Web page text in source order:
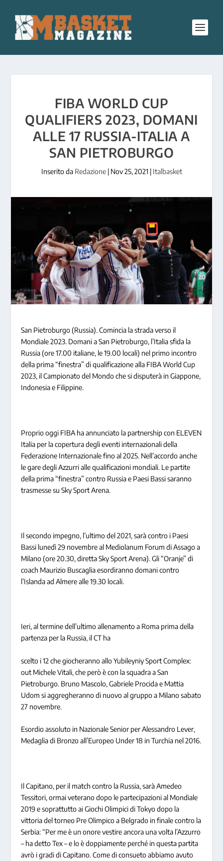
FIBA WORLD CUP
QUALIFIERS 2023, DOMANI
ALLE 17 RUSSIA-ITALIA A
SAN PIETROBURGO
Inserito da Redazione| Nov 25, 2021 | Italbasket
San Pietroburgo (Russia). Comincia la strada verso il
Mondiale 2023. Domani a San Pietroburgo, l’Italia sfida la
Russia (ore 17.00 italiane, le 19.00 locali) nel primo incontro
della prima “finestra” di qualificazione alla FIBA World Cup
2023, il Campionato del Mondo che si disputerà in Giappone,
Indonesia e Filippine.
Proprio oggi FIBA ha annunciato la partnership con ELEVEN
Italia per la copertura degli eventi internazionali della
Federazione Internazionale fino al 2025. Nell’accordo anche
le gare degli Azzurri alle qualificazioni mondiali. Le partite
della prima “finestra” contro Russia e Paesi Bassi saranno
trasmesse su Sky Sport Arena.
Il secondo impegno, l’ultimo del 2021, sarà contro i Paesi
Bassi lunedì 29 novembre al Mediolanum Forum di Assago a
Milano (ore 20.30, diretta Sky Sport Arena). Gli “Oranje” di
coach Maurizio Buscaglia esordiranno domani contro
l’Islanda ad Almere alle 19.30 locali.
Ieri, al termine dell’ultimo allenamento a Roma prima della
partenza per la Russia, il CT ha
scelto i 12 che giocheranno allo Yubileyniy Sport Complex:
out Michele Vitali, che però è con la squadra a San
Pietroburgo. Bruno Mascolo, Gabriele Procida e Mattia
Udom si aggregheranno di nuovo al gruppo a Milano sabato
27 novembre.
Esordio assoluto in Nazionale Senior per Alessandro Lever,
Medaglia di Bronzo all’Europeo Under 18 in Turchia nel 2016.
Il Capitano, per il match contro la Russia, sarà Amedeo
Tessitori, ormai veterano dopo le partecipazioni al Mondiale
2019 e soprattutto ai Giochi Olimpici di Tokyo dopo la
vittoria del torneo Pre Olimpico a Belgrado in finale contro la
Serbia: “Per me è un onore vestire ancora una volta l’Azzurro
– ha detto Tex – e lo è doppiamente perché in questa partita
avrò i gradi di Capitano. Come di consueto abbiamo avuto